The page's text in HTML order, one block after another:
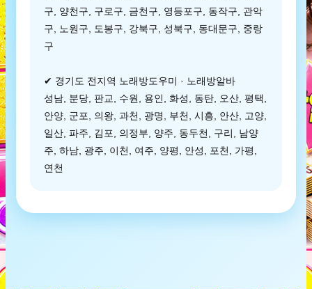
구, 양천구, 구로구, 금천구, 영등포구, 동작구, 관악
구, 노원구, 도봉구, 강북구, 성북구, 동대문구, 중랑
구
✔ 경기도 전지역 노래방도우미 · 노래방알바
성남, 분당, 판교, 수원, 용인, 화성, 동탄, 오산, 평택,
안양, 군포, 의왕, 과천, 광명, 부천, 시흥, 안산, 고양,
일산, 파주, 김포, 의정부, 양주, 동두천, 구리, 남양
주, 하남, 광주, 이천, 여주, 양평, 안성, 포천, 가평,
연천